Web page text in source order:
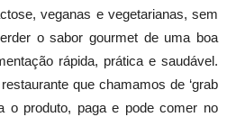
veganas e vegetarianas, sem
o sabor gourmet de uma boa
rápida, prática e saudável.
que chamamos de ‘grab
o produto, paga e pode comer no